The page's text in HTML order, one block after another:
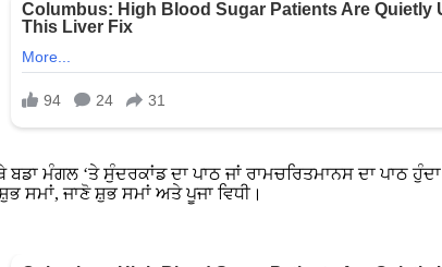
ਬਡਾ ਮੰਗਲ ‘ਤੇ ਸੁੰਦਰਕਾਂਡ ਦਾ ਪਾਠ ਜਾਂ ਰਾਮਚਰਿਤਮਾਨਸ ਦਾ
ਸਮਾਂ, ਜਾਣੋ ਸ਼ੁਭ ਸਮਾਂ ਅਤੇ ਪੂਜਾ ਵਿਧੀ।